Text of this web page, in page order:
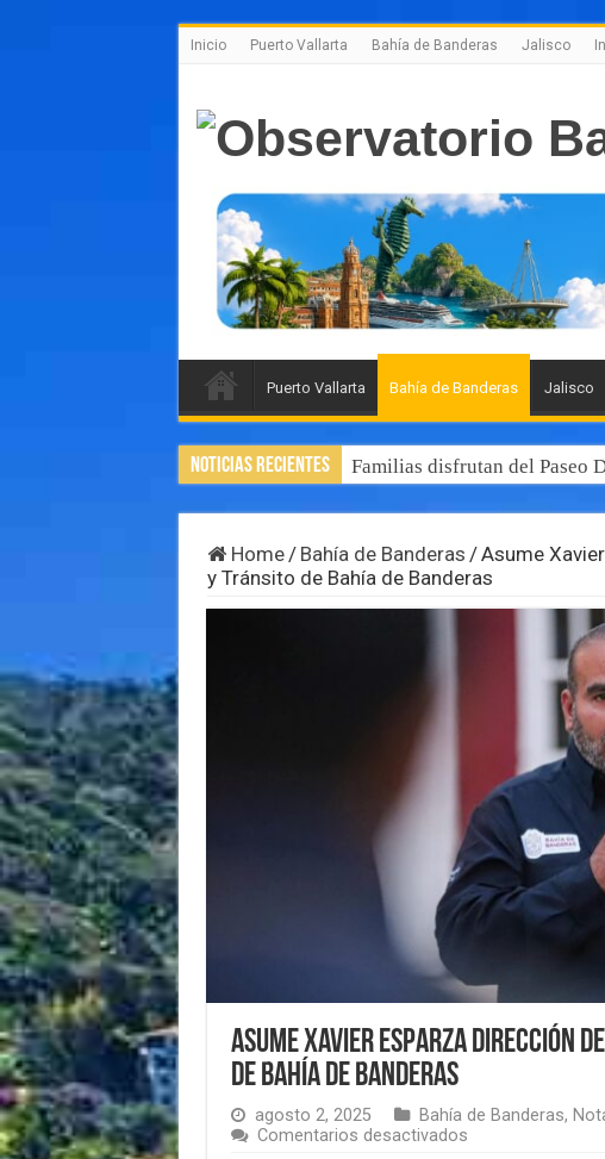
Inicio Puerto Vallarta Bahía de Banderas Jalisco
Puerto Vallarta Bahía de Banderas Jalisco
Noticias Recientes Familias disfrutan del Paseo
Home / Bahía de Banderas /Asume
y Tránsito de Bahía de Banderas
Asume Xavier Esparza dirección
de Bahía de Banderas
agosto 2, 2025 Bahía de Banderas,
Comentarios desactivadosen